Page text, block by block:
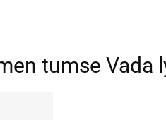
tumse Vada